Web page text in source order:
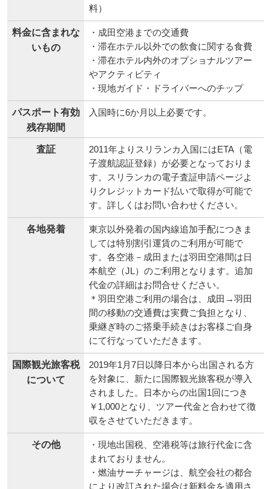
料）
料金に含まれな
いもの
・成田空港までの交通費
・滞在ホテル以外での飲食に関する食費
・滞在ホテル内外のオプショナルツアー
やアクティビティ
・現地ガイド・ドライバーへのチップ
パスポート有効
残存期間
入国時に6か月以上必要です。
査証
2011年よりスリランカ入国にはETA（電
子渡航認証登録）が必要となっておりま
す。スリランカの電子査証申請ページよ
りクレジットカード払いで取得が可能で
す。詳しくはお問い合わせください。
各地発着
東京以外発着の国内線追加手配につきま
しては特別割引運賃のご利用が可能で
す。各空港－成田または羽田空港間は日
本航空（JL）のご利用となります。追加
代金の詳細はお問合せください。
＊羽田空港ご利用の場合は、成田→羽田
間の移動の交通費は実費ご負担となり、
乗継ぎ時のご搭乗手続きはお客様ご自身
にて行なっていただきます。
国際観光旅客税
について
2019年1月7日以降日本から出国される方
を対象に、新たに国際観光旅客税が導入
されました。日本からの出国1回につき
￥1,000となり、ツアー代金と合わせて徴
収をさせていただきます。
その他
・現地出国税、空港税等は旅行代金に含
まれておりません。
・燃油サーチャージは、航空会社の都合
により改訂された場合は新料金を適用さ